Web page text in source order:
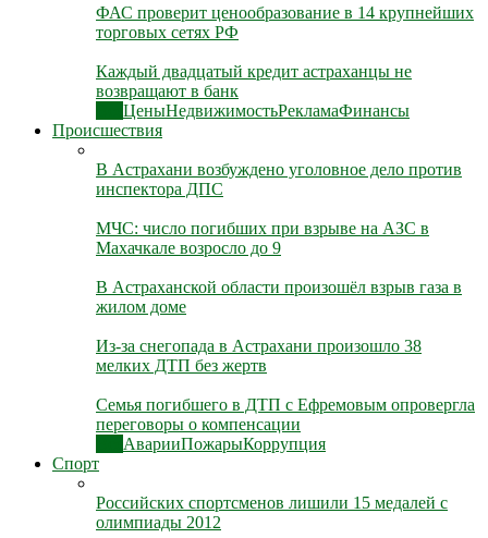
ФАС проверит ценообразование в 14 крупнейших
торговых сетях РФ
Каждый двадцатый кредит астраханцы не
возвращают в банк
ЦеныНедвижимостьРекламаФинансы
Происшествия
В Астрахани возбуждено уголовное дело против
инспектора ДПС
МЧС: число погибших при взрыве на АЗС в
Махачкале возросло до 9
В Астраханской области произошёл взрыв газа в
жилом доме
Из-за снегопада в Астрахани произошло 38
мелких ДТП без жертв
Семья погибшего в ДТП с Ефремовым опровергла
переговоры о компенсации
АварииПожарыКоррупция
Спорт
Российских спортсменов лишили 15 медалей с
олимпиады 2012